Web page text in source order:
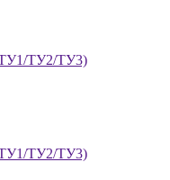
ТУ2/ТУ3)
ТУ2/ТУ3)